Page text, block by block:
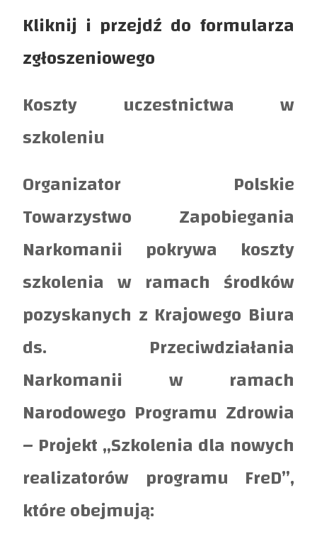
Kliknij i przejdź do formularza
zgłoszeniowego
Koszty uczestnictwa w
szkoleniu
Organizator Polskie
Towarzystwo Zapobiegania
Narkomanii pokrywa koszty
szkolenia w ramach środków
pozyskanych z Krajowego Biura
ds. Przeciwdziałania
Narkomanii w ramach
Narodowego Programu Zdrowia
– Projekt „Szkolenia dla nowych
realizatorów programu FreD”,
które obejmują: